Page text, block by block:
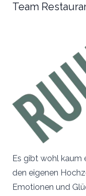
Team
Es gibt wohl kaum
den eigenen
Emotionen und